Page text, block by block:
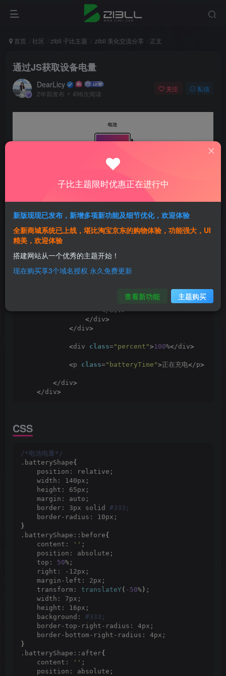
首页 社区 zibll 子比主题 zibll 美化交流分享 正文
通过JS获取设备电量
DearLicy
2年前发布 496次阅读
关注 私信
< div class "zib-widget" >
<div class="text-center">
<div class= "batteryShape"
< div class="level"
class= "percentage" style=
</div>
</div>
</div>
<div class="percent">100%</div>
<p class="batteryTime">正在充电</p>
</div>
</div>
CSS
/*电池电量*/
.batteryShape{
    position: relative;
    width: 140px;
    height: 65px;
    margin: auto;
    border: 3px solid
#333;
    border-radius: 10px;
}
.batteryShape::before{
    content:
'' ;
    position: absolute;
    top:
50%;
    right: -12px;
    margin-left: 2px;
    transform:
translateY( -50%) ;
    width: 7px;
    height: 16px;
    background:
#333;
    border-top-right-radius: 4px;
    border-bottom-right-radius: 4px;
}
.batteryShape::after{
    content:
'' ;
    position: absolute;
子比主题限时优惠正在进行中
新版现现已发布，新增多项新功能及细节优化，欢迎体验
全新商城系统已上线，堪比淘宝京东的购物体验，功能强大，UI
精美，欢迎体验
搭建网站从一个优秀的主题开始！
现在购买享3个域名授权 永久免费更新
查看新功能 主题购买